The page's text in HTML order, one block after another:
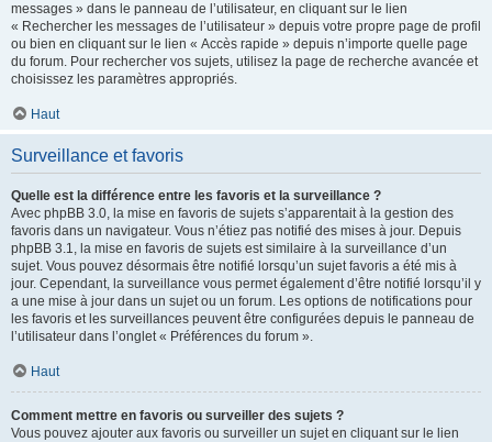
messages » dans le panneau de l’utilisateur, en cliquant sur le lien
« Rechercher les messages de l’utilisateur » depuis votre propre page de profil
ou bien en cliquant sur le lien « Accès rapide » depuis n’importe quelle page
du forum. Pour rechercher vos sujets, utilisez la page de recherche avancée et
choisissez les paramètres appropriés.
Haut
Surveillance et favoris
Quelle est la différence entre les favoris et la surveillance ?
Avec phpBB 3.0, la mise en favoris de sujets s’apparentait à la gestion des
favoris dans un navigateur. Vous n’étiez pas notifié des mises à jour. Depuis
phpBB 3.1, la mise en favoris de sujets est similaire à la surveillance d’un
sujet. Vous pouvez désormais être notifié lorsqu’un sujet favoris a été mis à
jour. Cependant, la surveillance vous permet également d’être notifié lorsqu’il y
a une mise à jour dans un sujet ou un forum. Les options de notifications pour
les favoris et les surveillances peuvent être configurées depuis le panneau de
l’utilisateur dans l’onglet « Préférences du forum ».
Haut
Comment mettre en favoris ou surveiller des sujets ?
Vous pouvez ajouter aux favoris ou surveiller un sujet en cliquant sur le lien